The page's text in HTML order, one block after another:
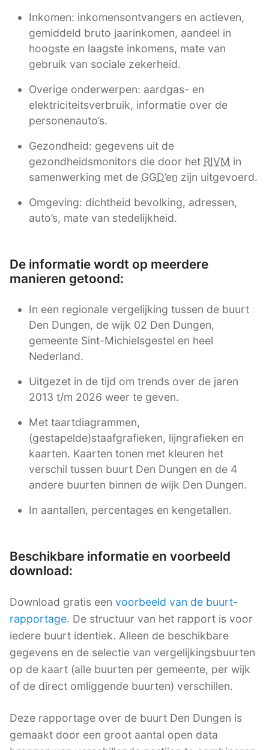
Inkomen: inkomensontvangers en actieven,
gemiddeld bruto jaarinkomen, aandeel in
hoogste en laagste inkomens, mate van
gebruik van sociale zekerheid.
Overige onderwerpen: aardgas- en
elektriciteitsverbruik, informatie over de
personenauto’s.
Gezondheid: gegevens uit de
gezondheidsmonitors die door het RIVM in
samenwerking met de GGD’en zijn uitgevoerd.
Omgeving: dichtheid bevolking, adressen,
auto’s, mate van stedelijkheid.
De informatie wordt op meerdere
manieren getoond:
In een regionale vergelijking tussen de buurt
Den Dungen, de wijk 02 Den Dungen,
gemeente Sint-Michielsgestel en heel
Nederland.
Uitgezet in de tijd om trends over de jaren
2013 t/m 2026 weer te geven.
Met taartdiagrammen,
(gestapelde)staafgrafieken, lijngrafieken en
kaarten. Kaarten tonen met kleuren het
verschil tussen buurt Den Dungen en de 4
andere buurten binnen de wijk Den Dungen.
In aantallen, percentages en kengetallen.
Beschikbare informatie en voorbeeld
download:
Download gratis een voorbeeld van de buurt-
rapportage. De structuur van het rapport is voor
iedere buurt identiek. Alleen de beschikbare
gegevens en de selectie van vergelijkingsbuurten
op de kaart (alle buurten per gemeente, per wijk
of de direct omliggende buurten) verschillen.
Deze rapportage over de buurt Den Dungen is
gemaakt door een groot aantal open data